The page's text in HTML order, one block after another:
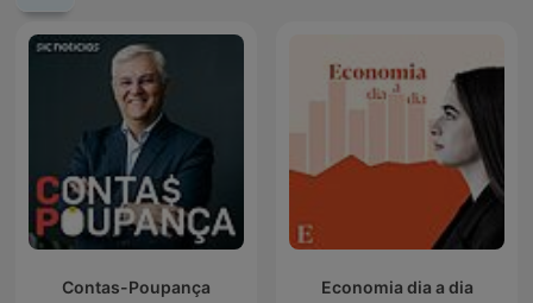
Contas-Poupança Economia dia a dia